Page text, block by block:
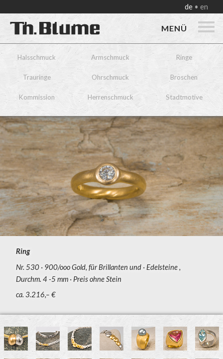
de en
MENÜ
Halsschmuck Armschmuck Ringe
Trauringe Ohrschmuck Broschen
Kommission Herrenschmuck Stadtmotive
Ring
Nr. 530
900/ooo Gold, für Brillanten und Edelsteine ,
Durchm. 4 -5 mm
Preis ohne Stein
ca. 3.216,– €